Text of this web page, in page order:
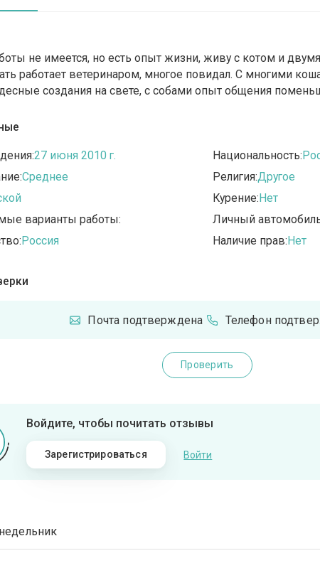
не имеется, но есть опыт жизни, живу с котом и
работает ветеринаром, многое повидал. С многими
создания на свете, с собами опыт общения
27 июня 2010 г.
Среднее
варианты работы:
Россия
Национальность:
Религия:Другое
Курение:Нет
Личный
Наличие прав:Нет
Почта подтверждена Телефон
Проверить
Войдите, чтобы почитать отзывы
Зарегистрироваться Войти